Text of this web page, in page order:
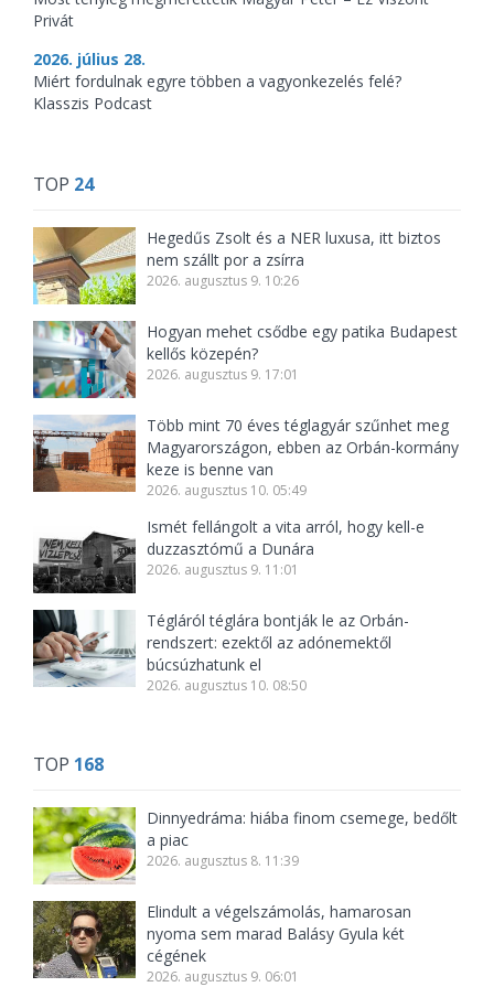
Privát
2026. július 28.
Miért fordulnak egyre többen a vagyonkezelés felé?
Klasszis Podcast
TOP 24
Hegedűs Zsolt és a NER luxusa, itt biztos
nem szállt por a zsírra
2026. augusztus 9. 10:26
Hogyan mehet csődbe egy patika Budapest
kellős közepén?
2026. augusztus 9. 17:01
Több mint 70 éves téglagyár szűnhet meg
Magyarországon, ebben az Orbán-kormány
keze is benne van
2026. augusztus 10. 05:49
Ismét fellángolt a vita arról, hogy kell-e
duzzasztómű a Dunára
2026. augusztus 9. 11:01
Tégláról téglára bontják le az Orbán-
rendszert: ezektől az adónemektől
búcsúzhatunk el
2026. augusztus 10. 08:50
TOP 168
Dinnyedráma: hiába finom csemege, bedőlt
a piac
2026. augusztus 8. 11:39
Elindult a végelszámolás, hamarosan
nyoma sem marad Balásy Gyula két
cégének
2026. augusztus 9. 06:01